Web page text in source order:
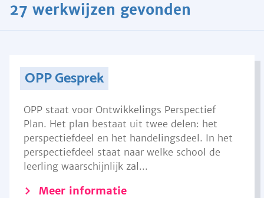
27 werkwijzen gevonden
OPP Gesprek
OPP staat voor Ontwikkelings Perspectief
Plan. Het plan bestaat uit twee delen: het
perspectiefdeel en het handelingsdeel. In het
perspectiefdeel staat naar welke school de
leerling waarschijnlijk zal...
Meer informatie